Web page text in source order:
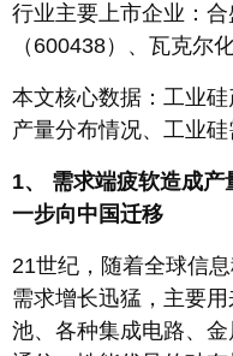
行业主要上市企业：
（600438）、瓦克尔
本文核心数据：工业
产量分布情况、工业
1、 需求端疲软造成
一步向中国迁移
21世纪，随着全球信
需求增长迅猛，主要
池、各种集成电路、